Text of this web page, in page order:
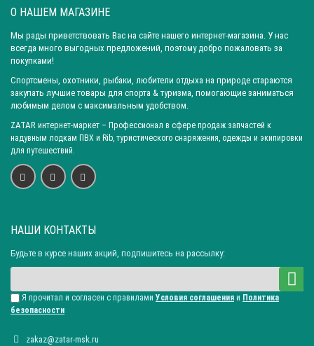
Город: Волгоград
Город: Барнаул
Город: Тюмень Город: Казань
О НАШЕМ МАГАЗИНЕ
Мы рады приветствовать Вас на сайте нашего интернет-магазина. У нас
всегда много выгодных предложений, поэтому добро пожаловать за
покупками!
Спортсмены, охотники, рыбаки, любители отдыха на природе стараются
закупать лучшие товары для спорта & туризма, помогающие заниматься
любимым делом с максимальным удобством.
ZATAR интернет-маркет – Профессионал в сфере продаж запчастей к
надувным лодкам ПВХ и Rib, туристического снаряжения, одежды и экипировки
для путешествий.
НАШИ КОНТАКТЫ
Будьте в курсе наших акций, подпишитесь на рассылку:
Я прочитал и согласен с правилами Условия соглашения и Политика
безопасности
zakaz@zatar-msk.ru